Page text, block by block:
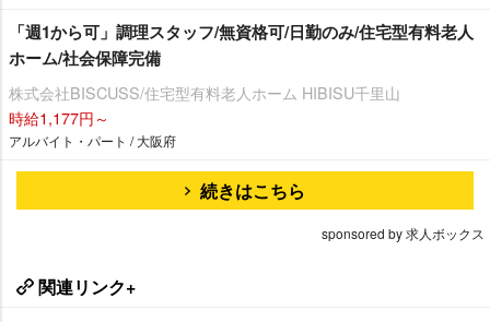
「週1から可」調理スタッフ/無資格可/日勤のみ/住宅型有料老人
ホーム/社会保障完備
株式会社BISCUSS/住宅型有料老人ホーム HIBISU千里山
時給1,177円～
アルバイト・パート / 大阪府
続きはこちら
sponsored by 求人ボックス
関連リンク+